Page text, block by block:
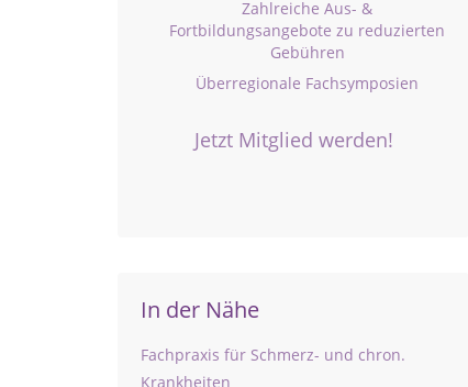
Zahlreiche Aus- &
Fortbildungsangebote zu reduzierten
Gebühren
Überregionale Fachsymposien
Jetzt Mitglied werden!
In der Nähe
Fachpraxis für Schmerz- und chron.
Krankheiten